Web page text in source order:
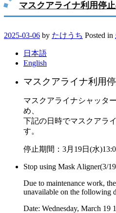
マスクアライナ利用停
2025-03-06 by たけうち Posted in
日本語
English
マスクアライナ利用
マスクアライナシャッタ
め、
下記の日時でマスクアラ
す。
停止期間：3月19日(水
Stop using Mask Aligner(3/
Due to maintenance work,
unavailable on the following
Date: Wednesday, March 19